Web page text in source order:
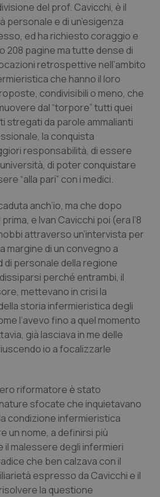
di Bolzano
di Trento
del prof. Cavicchi, è il
e di un’esigenza
ed ha richiesto coraggio e
208 pagine ma tutte dense di
retrospettive nell’ambito
che hanno il loro
condivisibili o meno, che
dal “torpore” tutti quei
stregati da parole ammalianti
la conquista
responsabilità, di essere
di poter conquistare
“alla pari” con i medici.
anch’io, ma che dopo
e Ivan Cavicchi poi (era l’8
attraverso un’intervista per
a margine di un convegno a
di personale della regione
perché entrambi, il
mettevano in crisi la
storia infermieristica degli
l’avevo fino a quel momento
già lasciava in me delle
io a focalizzarle
riformatore è stato
sfocate che inquietavano
condizione infermieristica
un nome, a definirsi più
il malessere degli infermieri
che ben calzava con il
espresso da Cavicchi e il
la questione